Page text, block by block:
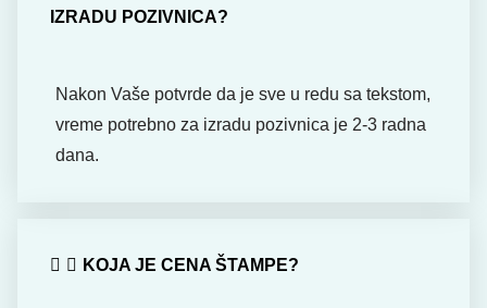
IZRADU POZIVNICA?
Nakon Vaše potvrde da je sve u redu sa tekstom,
vreme potrebno za izradu pozivnica je 2-3 radna
dana.
KOJA JE CENA ŠTAMPE?